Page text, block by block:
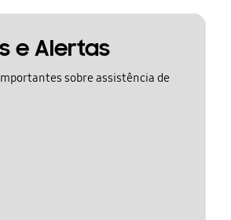
e Alertas
sobre assistência de